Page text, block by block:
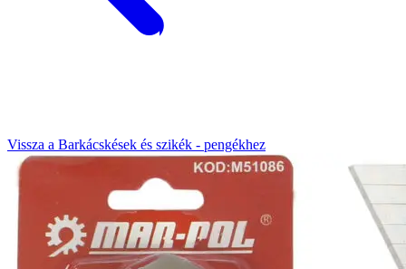
Vissza a Barkácskések és szikék - pengékhez